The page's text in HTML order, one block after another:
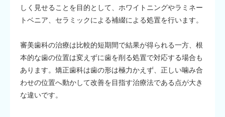
しく見せることを目的として、ホワイトニングやラミネー
トベニア、セラミックによる補綴による処置を行います。
審美歯科の治療は比較的短期間で結果が得られる一方、根
本的な歯の位置は変えずに歯を削る処置で対応する場合も
あります。矯正歯科は歯の形は極力かえず、正しい噛み合
わせの位置へ動かして改善を目指す治療法である点が大き
な違いです。